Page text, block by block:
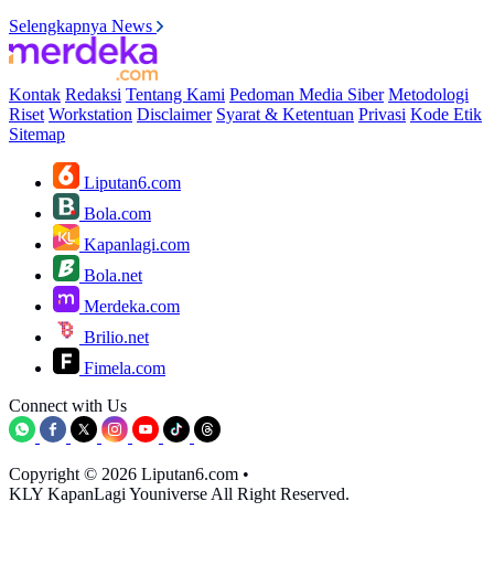
Selengkapnya News
Kontak Redaksi Tentang Kami Pedoman Media Siber Metodologi
Riset Workstation Disclaimer Syarat & Ketentuan Privasi Kode Etik
Sitemap
Liputan6.com
Bola.com
Kapanlagi.com
Bola.net
Merdeka.com
Brilio.net
Fimela.com
Connect with Us
Copyright © 2026 Liputan6.com •
KLY KapanLagi Youniverse All Right Reserved.